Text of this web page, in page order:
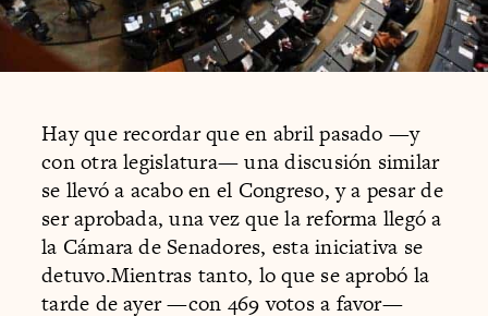
Hay que recordar que en abril pasado —y
con otra legislatura— una discusión similar
se llevó a acabo en el Congreso, y a pesar de
ser aprobada, una vez que la reforma llegó a
la Cámara de Senadores, esta iniciativa se
detuvo.Mientras tanto, lo que se aprobó la
tarde de ayer —con 469 votos a favor—